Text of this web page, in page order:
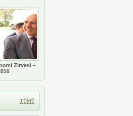
Zirvesi –
TÜMÜ